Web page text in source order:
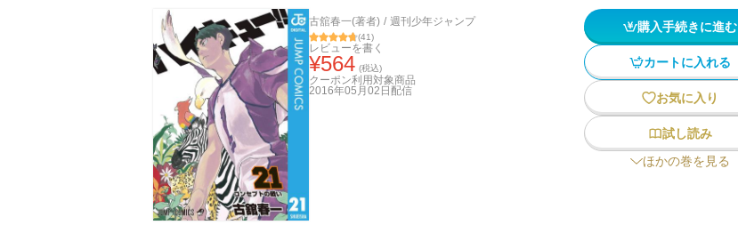
古舘春一(著者) / 週刊少年ジャンプ
(41)
レビューを書く
¥564 (税込)
クーポン利用対象商品
2016年05月02日 配信
購入手続きに進む
カートに入れる
お気に入り
試し読み
ほかの巻を見る